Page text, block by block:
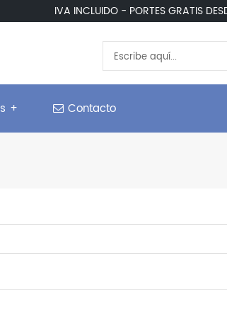
IVA INCLUIDO - PORTES GRATIS
+ Contacto